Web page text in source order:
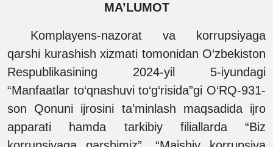
MA’LUMOT
Komplayens-nazorat va korrupsiyaga
qarshi kurashish xizmati tomonidan O‘zbekiston
Respublikasining 2024-yil 5-iyundagi
“Manfaatlar to‘qnashuvi to‘g‘risida”gi O‘RQ-931-
son Qonuni ijrosini ta’minlash maqsadida ijro
apparati hamda tarkibiy filiallarda “Biz